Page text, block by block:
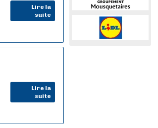
Lire la
suite
Lire la
suite